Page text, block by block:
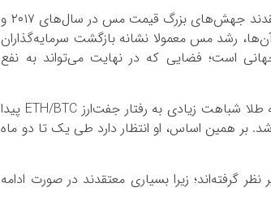
اما چرا این موضوع برای بازار کریپتو اهمیت دارد؟ برخی تحلیلگران معتقدند جهش‌های بزرگ قیمت مس در سال‌های ۲۰۱۷ و
آن‌ها، رشد مس معمولا نشانه بازگشت سرمایه‌گذاران
است؛ فضایی که در نهایت می‌تواند به نفع
مایکل ون‌ده‌پوپه، تحلیلگر شناخته‌شده، می‌گوید نسبت قیمت مس به طلا شباهت زیادی به رفتار جفت‌ارز ETH/BTC پیدا
بر همین اساس، او انتظار دارد طی یک تا دو ماه
گرفته‌اند؛ زیرا بسیاری معتقدند در صورت ادامه